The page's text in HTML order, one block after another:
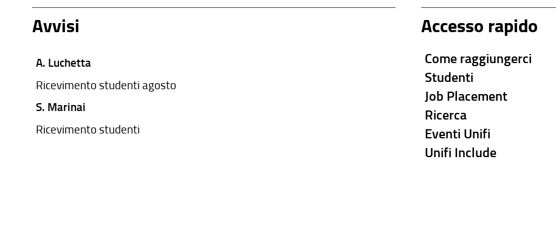
Avvisi
A. Luchetta
Ricevimento studenti agosto
S. Marinai
Ricevimento studenti
Accesso rapido
Come raggiungerci
Studenti
Job Placement
Ricerca
Eventi Unifi
Unifi Include